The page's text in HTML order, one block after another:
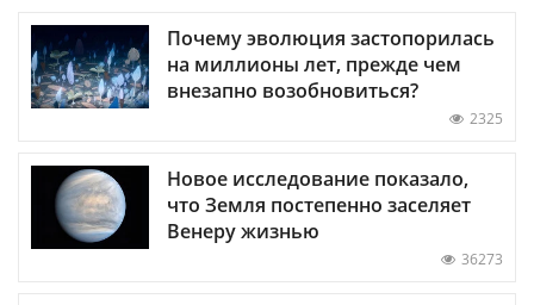
Почему эволюция застопорилась
на миллионы лет, прежде чем
внезапно возобновиться?
2325
Новое исследование показало,
что Земля постепенно заселяет
Венеру жизнью
36273